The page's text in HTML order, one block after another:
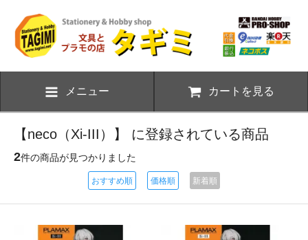
メニュー カートを見る
【neco（Xi-III）】 に登録されている商品
2件の商品が見つかりました
おすすめ順 価格順 新着順